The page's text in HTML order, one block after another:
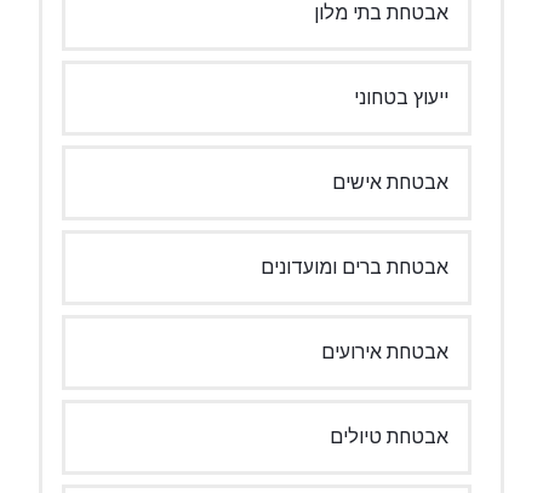
אבטחת בתי מלון
ייעוץ בטחוני
אבטחת אישים
אבטחת ברים ומועדונים
אבטחת אירועים
אבטחת טיולים